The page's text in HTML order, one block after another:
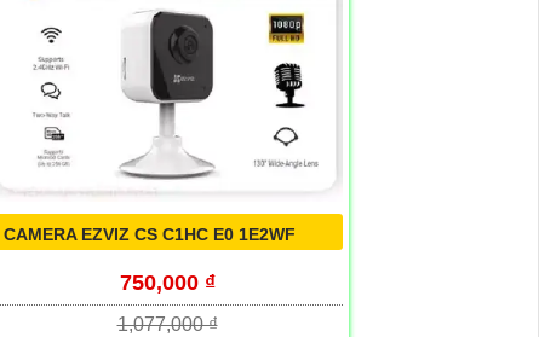
CAMERA EZVIZ CS C1HC E0 1E2WF
750,000 ₫
1,077,000 ₫